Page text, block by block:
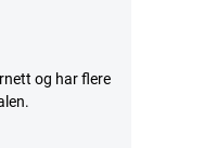
og har flere